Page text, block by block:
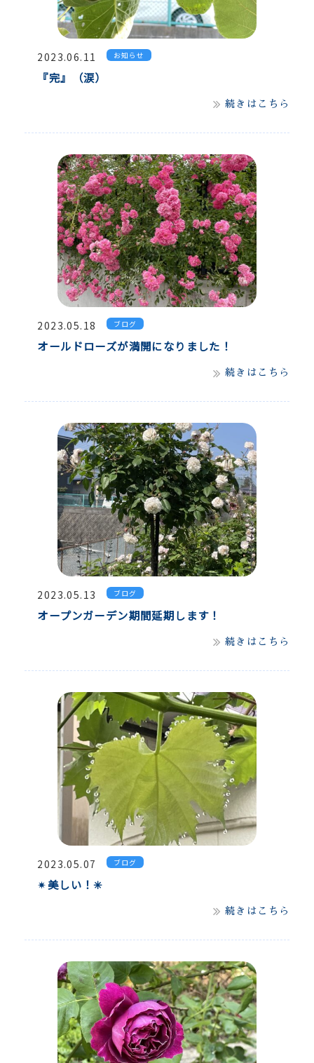
2023.06.11 お知らせ
『完』（涙）
続きはこちら
2023.05.18 ブログ
オールドローズが満開になりました！
続きはこちら
2023.05.13 ブログ
オープンガーデン期間延期します！
続きはこちら
2023.05.07 ブログ
✴︎美しい！✳︎
続きはこちら